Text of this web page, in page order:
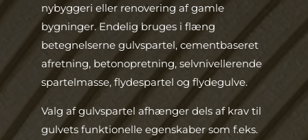
nybyggeri eller renovering af gamle
bygninger. Endelig bruges i flæng
betegnelserne gulvspartel, cementbaseret
afretning, betonopretning, selvnivellerende
spartelmasse, flydespartel og flydegulve.
Valg af gulvspartel afhænger dels af krav til
gulvets funktionelle egenskaber som f.eks.